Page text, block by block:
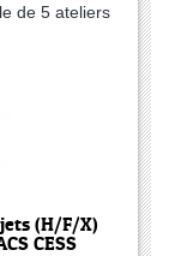
de 5 ateliers
(H/F/X)
CESS